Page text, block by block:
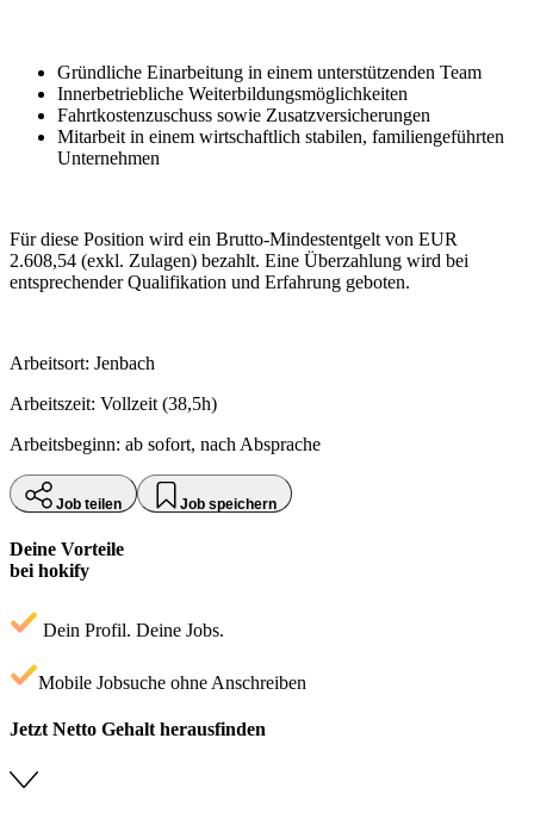
Gründliche Einarbeitung in einem unterstützenden Team
Innerbetriebliche Weiterbildungsmöglichkeiten
Fahrtkostenzuschuss sowie Zusatzversicherungen
Mitarbeit in einem wirtschaftlich stabilen, familiengeführten
Unternehmen
Für diese Position wird ein Brutto-Mindestentgelt von EUR
2.608,54 (exkl. Zulagen) bezahlt. Eine Überzahlung wird bei
entsprechender Qualifikation und Erfahrung geboten.
Arbeitsort: Jenbach
Arbeitszeit: Vollzeit (38,5h)
Arbeitsbeginn: ab sofort, nach Absprache
Job teilen Job speichern
Deine Vorteile
bei hokify
Dein Profil. Deine Jobs.
Mobile Jobsuche ohne Anschreiben
Jetzt Netto Gehalt herausfinden